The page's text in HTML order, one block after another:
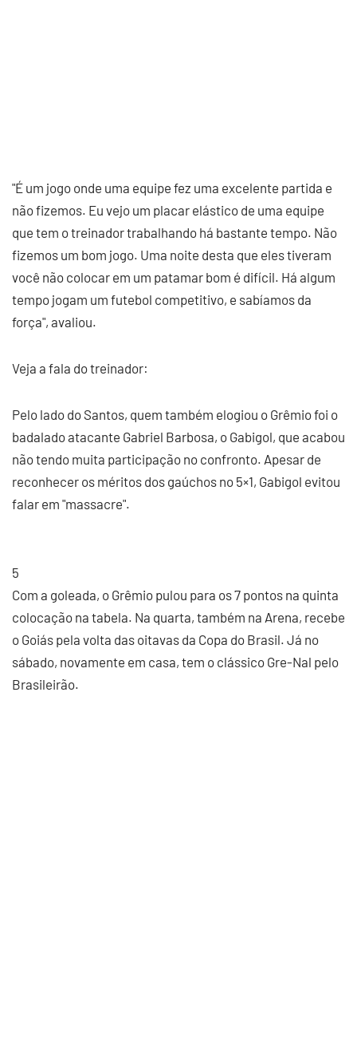
"É um jogo onde uma equipe fez uma excelente partida e
não fizemos. Eu vejo um placar elástico de uma equipe
que tem o treinador trabalhando há bastante tempo. Não
fizemos um bom jogo. Uma noite desta que eles tiveram
você não colocar em um patamar bom é difícil. Há algum
tempo jogam um futebol competitivo, e sabíamos da
força", avaliou.
Veja a fala do treinador:
Pelo lado do Santos, quem também elogiou o Grêmio foi o
badalado atacante Gabriel Barbosa, o Gabigol, que acabou
não tendo muita participação no confronto. Apesar de
reconhecer os méritos dos gaúchos no 5×1, Gabigol evitou
falar em "massacre".
5
Com a goleada, o Grêmio pulou para os 7 pontos na quinta
colocação na tabela. Na quarta, também na Arena, recebe
o Goiás pela volta das oitavas da Copa do Brasil. Já no
sábado, novamente em casa, tem o clássico Gre-Nal pelo
Brasileirão.